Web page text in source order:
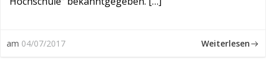
am 04/07/2017 Weiterlesen